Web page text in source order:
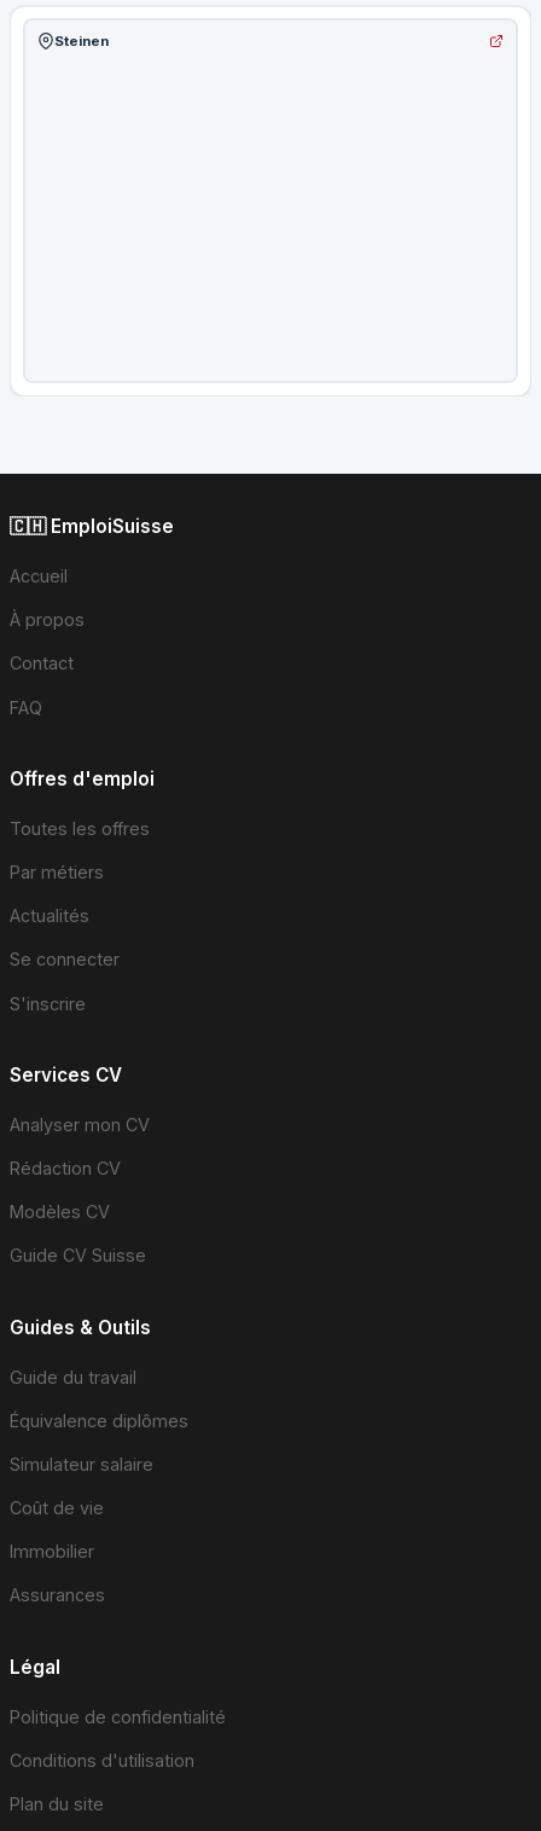
Steinen
🇨🇭 EmploiSuisse
Accueil
À propos
Contact
FAQ
Offres d'emploi
Toutes les offres
Par métiers
Actualités
Se connecter
S'inscrire
Services CV
Analyser mon CV
Rédaction CV
Modèles CV
Guide CV Suisse
Guides & Outils
Guide du travail
Équivalence diplômes
Simulateur salaire
Coût de vie
Immobilier
Assurances
Légal
Politique de confidentialité
Conditions d'utilisation
Plan du site